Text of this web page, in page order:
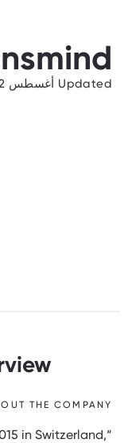
Updated أغسطس 2022
THE COMPANY
in Switzerland,